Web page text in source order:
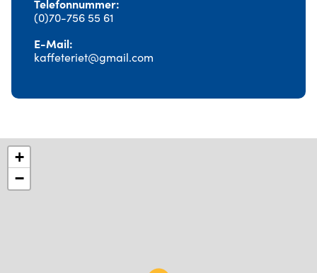
Telefonnummer
(0)70-756 55 61
E-Mail
kaffeteriet@gmail.com
+
−